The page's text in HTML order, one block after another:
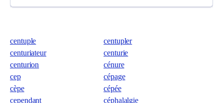
centuple
centupler
centuriateur
centurie
centurion
cénure
cep
cépage
cèpe
cépée
cependant
céphalalgie